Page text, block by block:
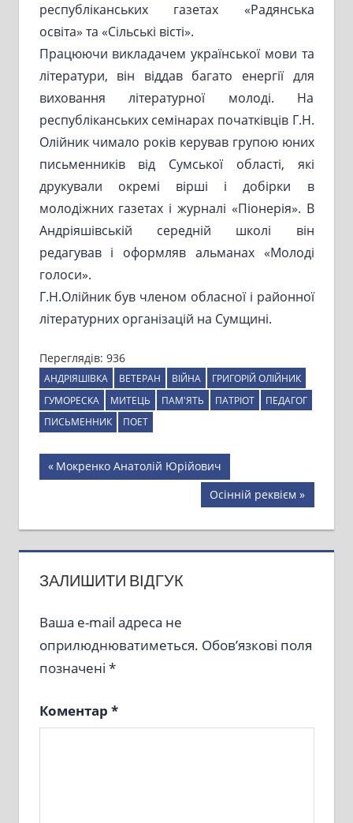
республіканських газетах «Радянська
освіта» та «Сільські вісті».
Працюючи викладачем української мови та
літератури, він віддав багато енергії для
виховання літературної молоді. На
республіканських семінарах початківців Г.Н.
Олійник чимало років керував групою юних
письменників від Сумської області, які
друкували окремі вірші і добірки в
молодіжних газетах і журналі «Піонерія». В
Андріяшівській середній школі він
редагував і оформляв альманах «Молоді
голоси».
Г.Н.Олійник був членом обласної і районної
літературних організацій на Сумщині.
Переглядів: 936
АНДРІЯШІВКА ВЕТЕРАН ВІЙНА
ГРИГОРІЙ ОЛІЙНИК
ГУМОРЕСКА
МИТЕЦЬ ПАМ'ЯТЬ ПАТРІОТ
ПЕДАГОГ
ПИСЬМЕННИК
ПОЕТ
Навігація
Previous
Post:
Мокренко Анатолій Юрійович
Next
Post:
Осінній реквієм
ЗАЛИШИТИ ВІДГУК
Ваша e-mail адреса не
оприлюднюватиметься. Обов’язкові поля
позначені *
Коментар *